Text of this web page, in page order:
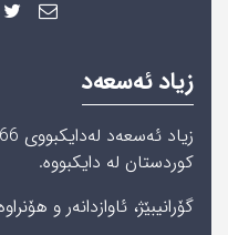
زیاد ئەسعەد
كوردستان لە دایکبووە.
گۆرانیبێژ، ئاوازدانەر و